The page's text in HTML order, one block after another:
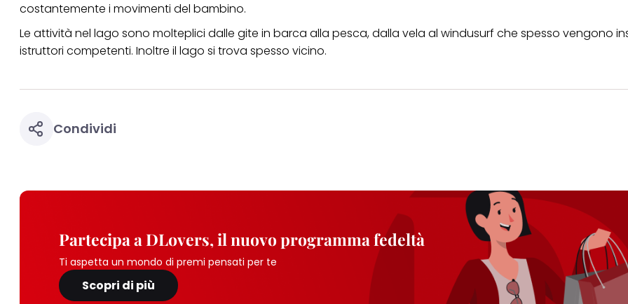
costantemente i movimenti del bambino.
Le attività nel lago sono molteplici dalle gite in barca alla pesca, dalla vela al windusurf che spesso vengono
istruttori competenti. Inoltre il lago si trova spesso vicino.
Condividi
Partecipa a DLovers, il nuovo programma fedeltà
Ti aspetta un mondo di premi pensati per te
Scopri di più